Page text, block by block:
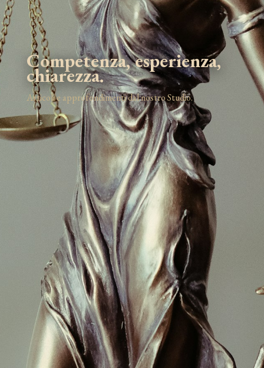
Competenza, esperienza,
chiarezza.
Articoli e approfondimenti dal nostro Studio.